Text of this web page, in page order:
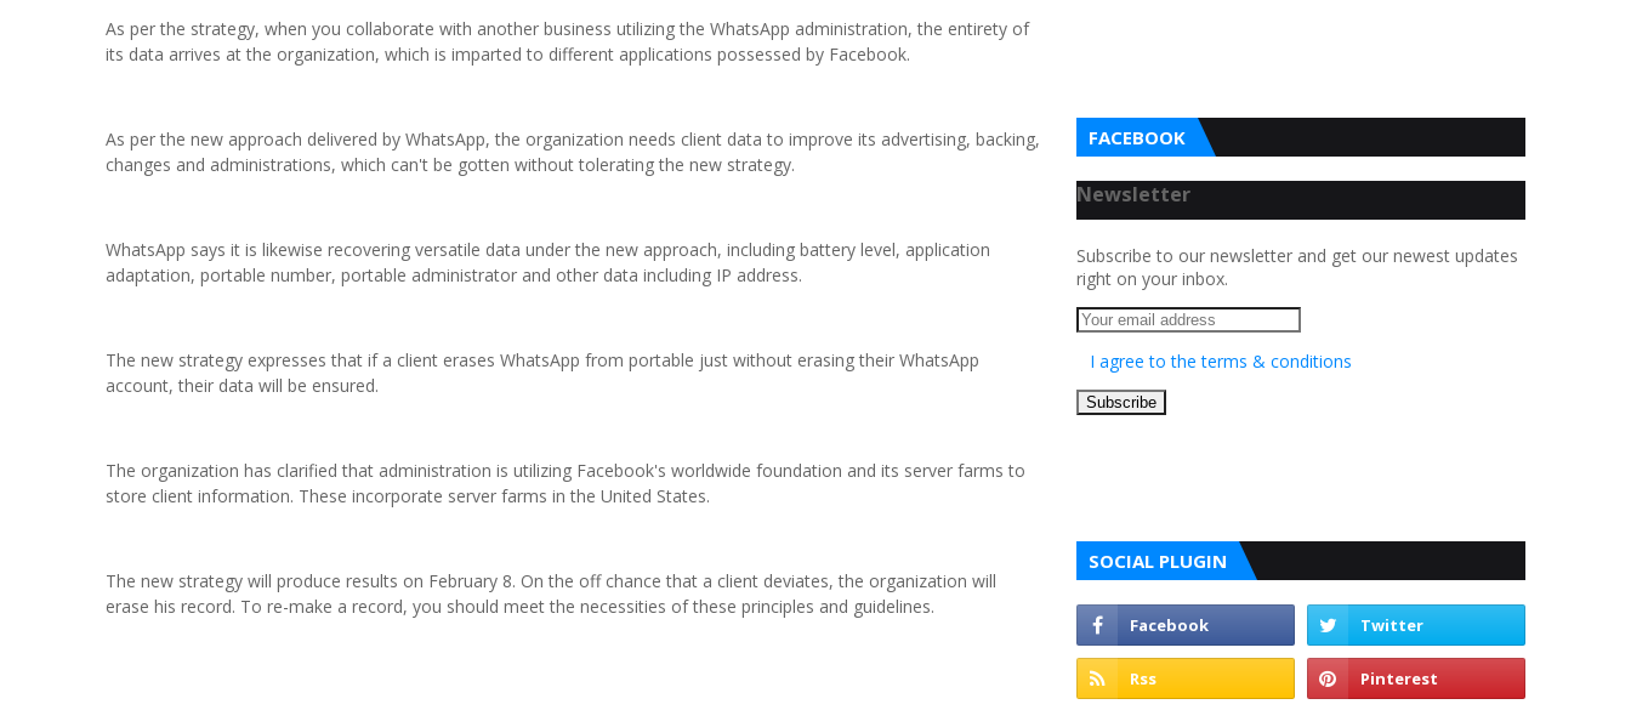
As per the strategy, when you collaborate with another business utilizing the WhatsApp administration, the entirety of
its data arrives at the organization, which is imparted to different applications possessed by Facebook.
As per the new approach delivered by WhatsApp, the organization needs client data to improve its advertising, backing,
changes and administrations, which can't be gotten without tolerating the new strategy.
WhatsApp says it is likewise recovering versatile data under the new approach, including battery level, application
adaptation, portable number, portable administrator and other data including IP address.
The new strategy expresses that if a client erases WhatsApp from portable just without erasing their WhatsApp
account, their data will be ensured.
The organization has clarified that administration is utilizing Facebook's worldwide foundation and its server farms to
store client information. These incorporate server farms in the United States.
The new strategy will produce results on February 8. On the off chance that a client deviates, the organization will
erase his record. To re-make a record, you should meet the necessities of these principles and guidelines.
FACEBOOK
Newsletter
Subscribe to our newsletter and get our newest updates
right on your inbox.
I agree to the terms & conditions
SOCIAL PLUGIN